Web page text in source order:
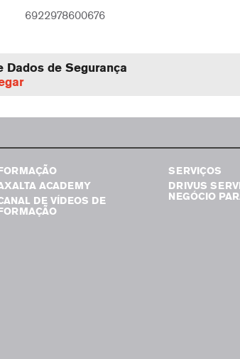
6922978600676
Dados de Segurança
ACADEMY
DE VÍDEOS DE
SERVIÇOS
DRIVUS
NEGÓCIO